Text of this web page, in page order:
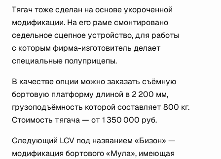
Тягач тоже сделан на основе укороченной
модификации. На его раме смонтировано
седельное сцепное устройство, для работы
с которым фирма-изготовитель делает
специальные полуприцепы.
В качестве опции можно заказать съёмную
бортовую платформу длиной в 2 200 мм,
грузоподъёмность которой составляет 800 кг.
Стоимость тягача — от 1 350 000 руб.
Следующий LCV под названием «Бизон» —
модификация бортового «Мула», имеющая